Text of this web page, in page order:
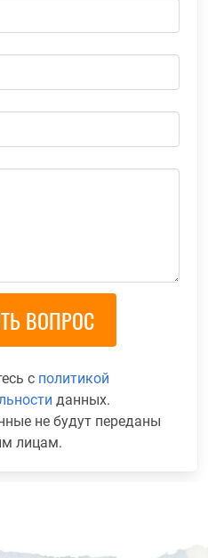
с политикой
данных.
не будут переданы
лицам.